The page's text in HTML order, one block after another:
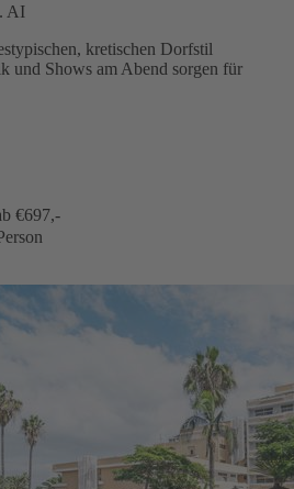
AI
kretischen Dorfstil
und Shows am Abend sorgen für
€697,-